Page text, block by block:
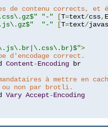
de contenu corrects, et
"-" [T=text/css, E
"-" [T=text/
>
d'encodage correct.
Content-Encoding br
à mettre en
ou non par brotli.
Vary Accept-Encoding